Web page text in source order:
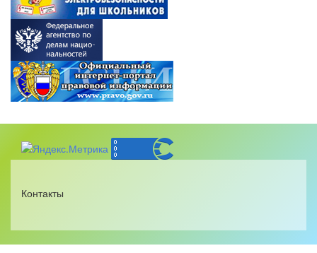
Контакты